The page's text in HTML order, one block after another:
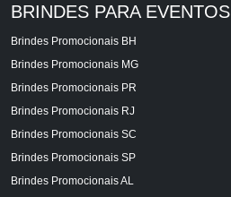
BRINDES PARA EVENTOS
Brindes Promocionais BH
Brindes Promocionais MG
Brindes Promocionais PR
Brindes Promocionais RJ
Brindes Promocionais SC
Brindes Promocionais SP
Brindes Promocionais AL